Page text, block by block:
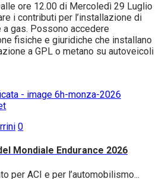
ore 12.00 di Mercoledì 29 Luglio
i contributi per l’installazione di
gas. Possono accedere
fisiche e giuridiche che installano
a GPL o metano su autoveicoli
0
Mondiale Endurance 2026
per ACI e per l’automobilismo...